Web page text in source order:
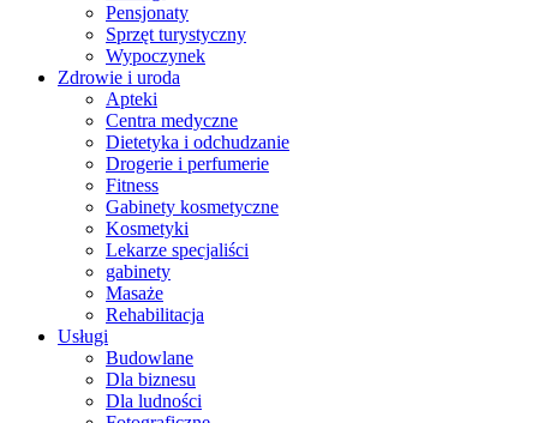
Pensjonaty
Sprzęt turystyczny
Wypoczynek
Zdrowie i uroda
Apteki
Centra medyczne
Dietetyka i odchudzanie
Drogerie i perfumerie
Fitness
Gabinety kosmetyczne
Kosmetyki
Lekarze specjaliści
gabinety
Masaże
Rehabilitacja
Usługi
Budowlane
Dla biznesu
Dla ludności